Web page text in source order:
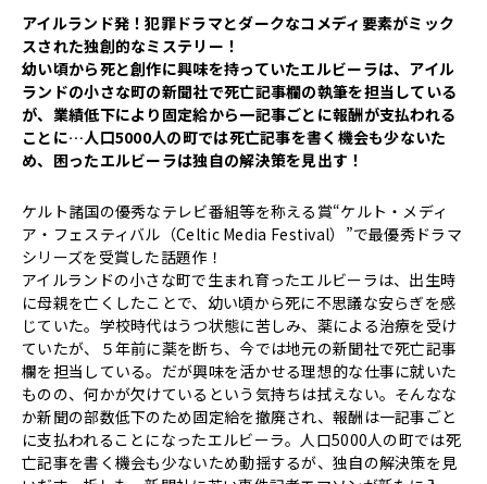
アイルランド発！犯罪ドラマとダークなコメディ要素がミック
スされた独創的なミステリー！
幼い頃から死と創作に興味を持っていたエルビーラは、アイル
ランドの小さな町の新聞社で死亡記事欄の執筆を担当している
が、業績低下により固定給から一記事ごとに報酬が支払われる
ことに…人口5000人の町では死亡記事を書く機会も少ないた
め、困ったエルビーラは独自の解決策を見出す！
ケルト諸国の優秀なテレビ番組等を称える賞“ケルト・メディ
ア・フェスティバル（Celtic Media Festival）”で最優秀ドラマ
シリーズを受賞した話題作！
アイルランドの小さな町で生まれ育ったエルビーラは、出生時
に母親を亡くしたことで、幼い頃から死に不思議な安らぎを感
じていた。学校時代はうつ状態に苦しみ、薬による治療を受け
ていたが、５年前に薬を断ち、今では地元の新聞社で死亡記事
欄を担当している。だが興味を活かせる理想的な仕事に就いた
ものの、何かが欠けているという気持ちは拭えない。そんなな
か新聞の部数低下のため固定給を撤廃され、報酬は一記事ごと
に支払われることになったエルビーラ。人口5000人の町では死
亡記事を書く機会も少ないため動揺するが、独自の解決策を見